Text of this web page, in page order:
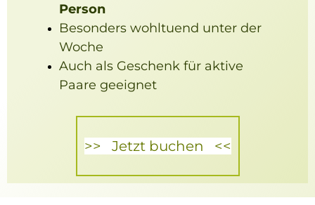
Person
Besonders wohltuend unter der
Woche
Auch als Geschenk für aktive
Paare geeignet
>> Jetzt buchen <<